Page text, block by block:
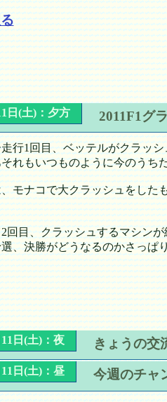
日(土)：夕方 2011F1グ
1回目、ベッテルがクラッシ
もいつものように今のうち
ナコで大クラッシュをした
目、クラッシュするマシンが
決勝がどうなるのかさっぱ
11日(土)：夜 きょうの交
11日(土)：昼 今週のチャ